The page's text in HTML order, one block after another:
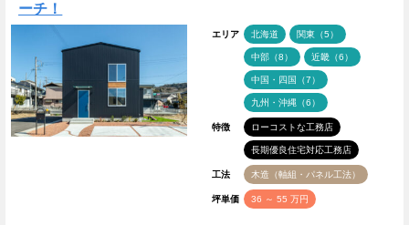
ーチ！
エリア 北海道 関東（5）
中部（8） 近畿（6）
中国・四国（7）
九州・沖縄（6）
特徴 ローコストな工務店
長期優良住宅対応工務店
工法 木造（軸組・パネル工法）
坪単価 36 ～ 55 万円